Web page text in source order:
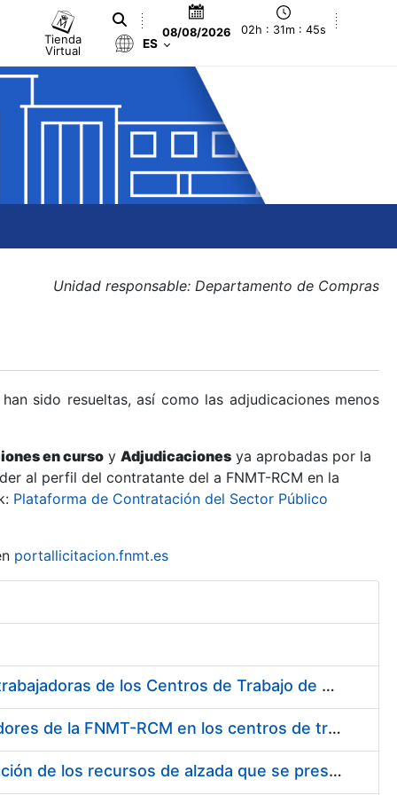
Tienda
Virtual
08/08/2026 02h : 31m : 45s
ES
Unidad responsable: Departamento de Compras
sido resueltas, así como las adjudicaciones menos
en curso y Adjudicaciones ya aprobadas por la
al perfil del contratante del a FNMT-RCM en la
Plataforma de Contratación del Sector Público
portallicitacion.fnmt.es
Suministro de Protectores Auditivos a medida para las personas trabajadoras de los Centros de Trabajo de Madrid y Burgos
Suministro de gafas graduadas antiproyecciones para los trabajadores de la FNMT-RCM en los centros de trabajo de Madrid y Burgos
Servicios de una empresa externa para el asesoramiento y resolución de los recursos de alzada que se presentan relacionados con procesos de selección para la FNMT-RCM